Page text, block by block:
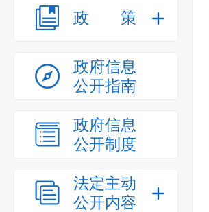
政策
政府信息
公开指南
政府信息
公开制度
法定主动
公开内容